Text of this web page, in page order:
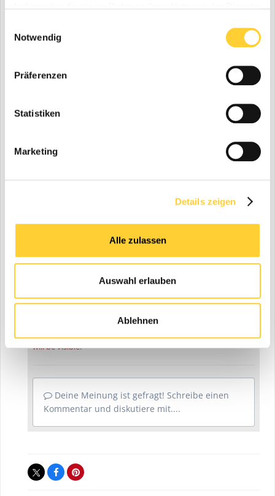
Notwendig
Präferenzen
Statistiken
Marketing
Details zeigen
Alle zulassen
Auswahl erlauben
Ablehnen
OQ65 ist nicht nur ideal für Bagger von 14 - 22 to. Gewicht, er
baut außerdem auch schmaler und ist deshalb für
Wie richtig diese Entscheidung für Max Gerner war, sollte er nur
Anmietung eines weiteren MX Citybaggers, den man dann
kurzer Hand und aufgrund der zwischenzeitlichen gemachten
heute Max Gerner über eine moderne HYDREMA – Flotte
bestehend aus einem MX17 und einem MX16, der jetzt im Juni
Und so gilt für Max Gerner, getreu seinem Firmen – Motto: „Wir
bewegen etwas und tun das mit dem wohl kompaktesten und
kräftigsten Citybagger am Markt“.
Weitere Informationen:Hydrema| © Fotos: Hydrema
Diskutiere mit!
du bereits einen Account hast kannst du dich hier
Note:Your post will require moderator approval before it
will be visible.
Deine Meinung ist gefragt! Schreibe einen
Kommentar und diskutiere mit....